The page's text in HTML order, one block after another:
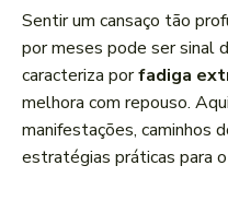
Sentir um cansaço tão
por meses pode ser sinal
caracteriza porfadiga
melhora com repouso.
manifestações, caminhos
estratégias práticas para o